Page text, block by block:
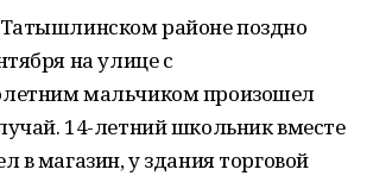
районе поздно
на улице с
мальчиком произошел
14-летний школьник вместе
в магазин, у здания торговой